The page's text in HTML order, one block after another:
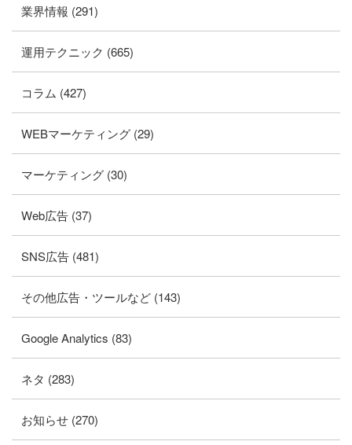
業界情報 (291)
運用テクニック (665)
コラム (427)
WEBマーケティング (29)
マーケティング (30)
Web広告 (37)
SNS広告 (481)
その他広告・ツールなど (143)
Google Analytics (83)
ネタ (283)
お知らせ (270)